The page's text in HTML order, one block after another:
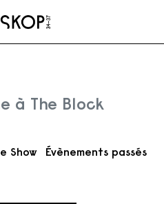
à The Block
Show Évènements passés
le filtre